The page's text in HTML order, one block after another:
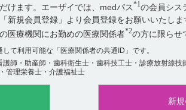
けます。エーザイでは、medパス*1の会員シス
新規会員登録」より会員登録をお願いいたしま
医療機関にお勤めの医療関係者*2の方に限らせ
て利用可能な「医療関係者の共通ID」です。
師・助産師・歯科衛生士・歯科技工士・診療放射線技
管理栄養士・介護福祉士
新
ナ錠50mg 電子添文 2024年1月改訂（第5版） 6．
った
たなかった